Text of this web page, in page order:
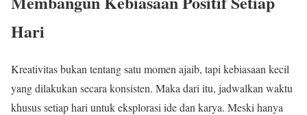
Hari
Kreativitas bukan tentang satu momen ajaib, tapi kebiasaan kecil
yang dilakukan secara konsisten. Maka dari itu, jadwalkan waktu
khusus setiap hari untuk eksplorasi ide dan karya. Meski hanya